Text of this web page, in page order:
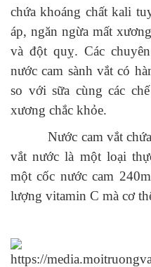
chứa khoáng chất kali
áp, ngăn ngừa mất
và đột quỵ. Các
nước cam sành vắt có
so với sữa cùng các
xương chắc khỏe.
Nước cam vắt chứa
vắt nước là một loại
một cốc nước cam
lượng vitamin C mà cơ